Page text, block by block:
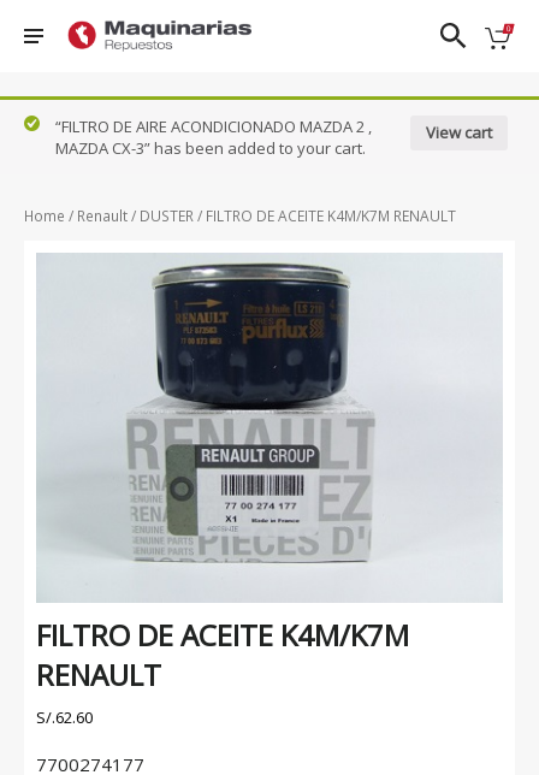
Nissan
Ford
NP300
KICKS
NAVARA
PATHFINDER
QASHQAI
SENTRA 1.8
- 2.0
SENTRA
CLASICO
B13
URVAN
VERSA
VER TODOS
View cart
“FILTRO DE AIRE ACONDICIONADO MAZDA 2 ,
MAZDA CX-3” has been added to your cart.
Home / Renault/ DUSTER/ FILTRO DE ACEITE K4M/K7M RENAULT
FILTRO DE ACEITE K4M/K7M
RENAULT
S/.62.60
7700274177